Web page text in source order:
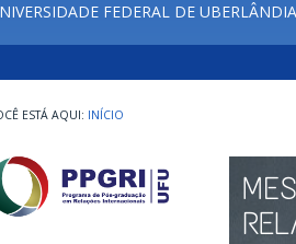
FEDERAL DE UBERLÂNDIA
INÍCIO